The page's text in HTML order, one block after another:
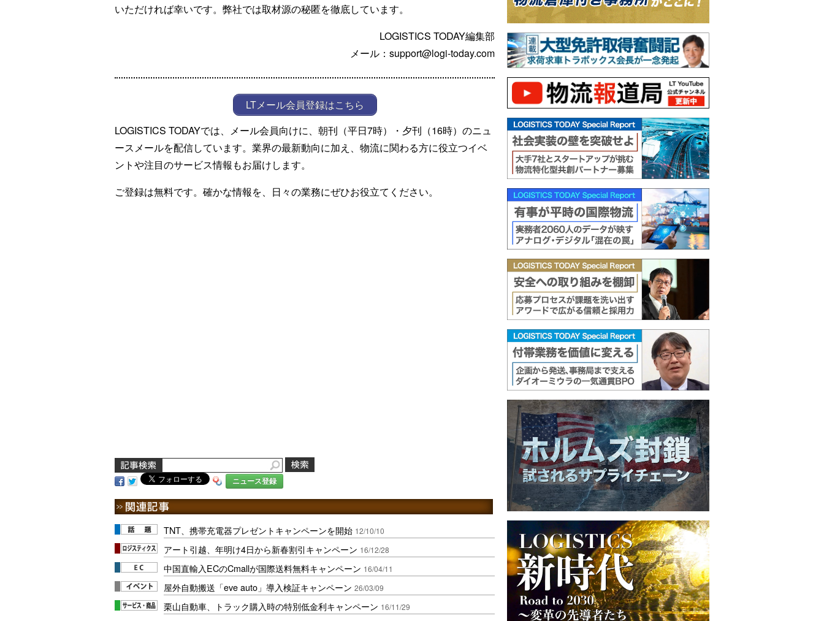
いただければ幸いです。弊社では取材源の秘匿を徹底しています。
LOGISTICS TODAY編集部
メール：support@logi-today.com
LTメール会員登録はこちら
LOGISTICS TODAYでは、メール会員向けに、朝刊（平日7時）・夕刊（16時）のニュ
ースメールを配信しています。業界の最新動向に加え、物流に関わる方に役立つイベ
ントや注目のサービス情報もお届けします。
ご登録は無料です。確かな情報を、日々の業務にぜひお役立てください。
ニュース登録
TNT、携帯充電器プレゼントキャンペーンを開始 12/10/10
アート引越、年明け4日から新春割引キャンペーン 16/12/28
中国直輸入ECのCmallが国際送料無料キャンペーン 16/04/11
屋外自動搬送「eve auto」導入検証キャンペーン 26/03/09
栗山自動車、トラック購入時の特別低金利キャンペーン 16/11/29